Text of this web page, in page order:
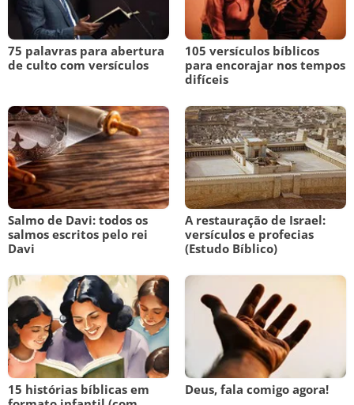
75 palavras para abertura
de culto com versículos
105 versículos bíblicos
para encorajar nos tempos
difíceis
Salmo de Davi: todos os
salmos escritos pelo rei
Davi
A restauração de Israel:
versículos e profecias
(Estudo Bíblico)
15 histórias bíblicas em
Deus, fala comigo agora!